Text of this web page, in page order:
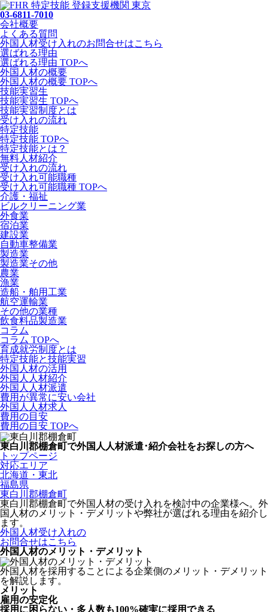
03-6811-7010
会社概要
よくある質問
外国人材受け入れのお問合せはこちら
選ばれる理由
選ばれる理由 TOPへ
外国人材の概要
外国人材の概要 TOPへ
技能実習生
技能実習生 TOPへ
技能実習制度とは
受け入れの流れ
特定技能
特定技能 TOPへ
特定技能とは？
無料人材紹介
受け入れの流れ
受け入れ可能職種
受け入れ可能職種 TOPへ
介護・福祉
ビルクリーニング業
外食業
宿泊業
建設業
自動車整備業
製造業
製造業その他
農業
漁業
造船・舶用工業
航空運輸業
その他の業種
飲食料品製造業
コラム
コラム TOPへ
育成就労制度とは
特定技能と技能実習
外国人材の活用
外国人人材紹介
外国人人材派遣
費用が異常に安い会社
外国人人材求人
費用の目安
費用の目安 TOPへ
東白川郡棚倉町で外国人人材派遣･紹介会社をお探しの方へ
トップページ
対応エリア
北海道・東北
福島県
東白川郡棚倉町
東白川郡棚倉町で外国人材の受け入れを検討中の企業様へ。外
国人材のメリット・デメリットや弊社が選ばれる理由を紹介し
ます。
外国人材受け入れの
お問合せはこちら
外国人材のメリット・デメリット
外国人材を採用することによる企業側のメリット・デメリット
を解説します。
メリット
雇用の安定化
採用に困らない・多人数も100%確実に採用できる